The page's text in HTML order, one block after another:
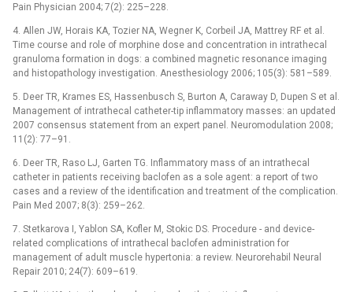
Pain Physician 2004; 7(2): 225–228.
4. Allen JW, Horais KA, Tozier NA, Wegner K, Corbeil JA, Mattrey RF et al.
Time course and role of morphine dose and concentration in intrathecal
granuloma formation in dogs: a combined magnetic resonance imaging
and histopathology investigation. Anesthesiology 2006; 105(3): 581–589.
5. Deer TR, Krames ES, Hassenbusch S, Burton A, Caraway D, Dupen S et al.
Management of intrathecal catheter-tip inflammatory masses: an updated
2007 consensus statement from an expert panel. Neuromodulation 2008;
11(2): 77–91.
6. Deer TR, Raso LJ, Garten TG. Inflammatory mass of an intrathecal
catheter in patients receiving baclofen as a sole agent: a report of two
cases and a review of the identification and treatment of the complication.
Pain Med 2007; 8(3): 259–262.
7. Stetkarova I, Yablon SA, Kofler M, Stokic DS. Procedure -⁠ and device-
related complications of intrathecal baclofen administration for
management of adult muscle hypertonia: a review. Neurorehabil Neural
Repair 2010; 24(7): 609–619.